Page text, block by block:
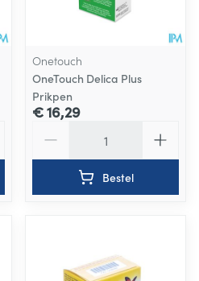
Onetouch
OneTouch Delica Plus
Prikpen
€ 16,29
Bestel